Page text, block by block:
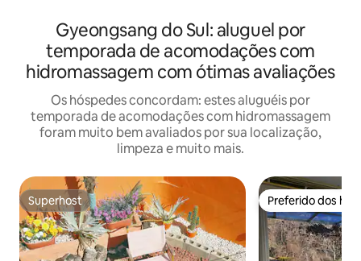
Gyeongsang do Sul: aluguel por
temporada de acomodações com
hidromassagem com ótimas avaliações
Os hóspedes concordam: estes aluguéis por
temporada de acomodações com hidromassagem
foram muito bem avaliados por sua localização,
limpeza e muito mais.
Superhost
Superhost Preferido dos
Preferido dos